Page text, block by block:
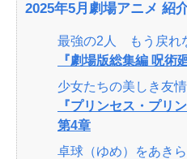
2025年5月劇場アニメ 紹
最強の2人 もう戻れ
『劇場版総集編 呪術
少女たちの美しき友
『プリンセス・プリ
第4章
卓球（ゆめ）をあき